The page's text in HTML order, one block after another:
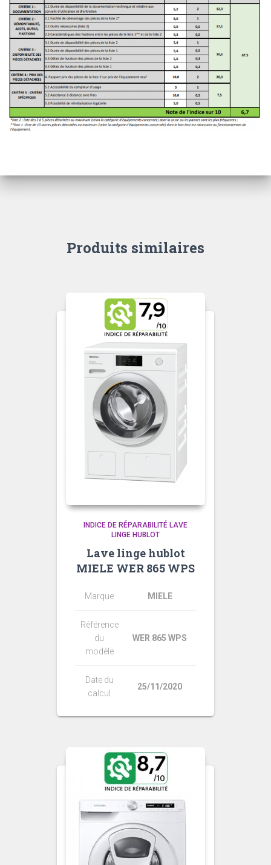
Produits similaires
INDICE DE RÉPARABILITÉ LAVE
LINGE HUBLOT
Lave linge hublot
MIELE WER 865 WPS
Marque MIELE
Référence
du
modèle
WER 865 WPS
Date du
calcul
25/11/2020